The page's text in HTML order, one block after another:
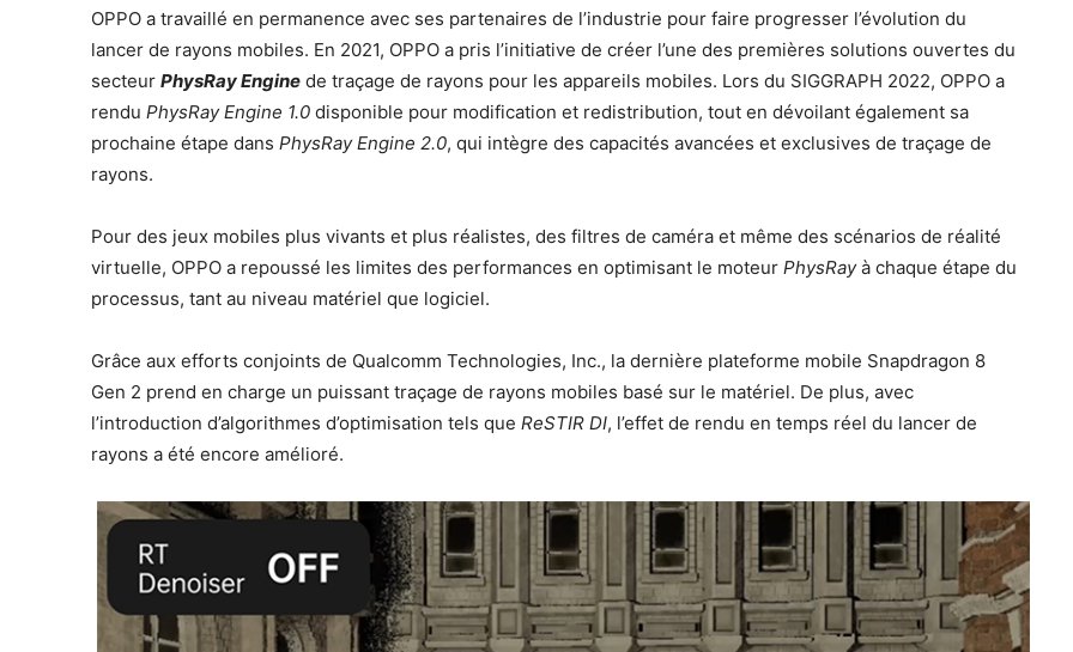
OPPO a travaillé en permanence avec ses partenaires de l’industrie pour faire progresser l’évolution du
lancer de rayons mobiles. En 2021, OPPO a pris l’initiative de créer l’une des premières solutions ouvertes du
secteur PhysRay Engine de traçage de rayons pour les appareils mobiles. Lors du SIGGRAPH 2022, OPPO a
rendu PhysRay Engine 1.0 disponible pour modification et redistribution, tout en dévoilant également sa
prochaine étape dans PhysRay Engine 2.0, qui intègre des capacités avancées et exclusives de traçage de
rayons.
Pour des jeux mobiles plus vivants et plus réalistes, des filtres de caméra et même des scénarios de réalité
virtuelle, OPPO a repoussé les limites des performances en optimisant le moteur PhysRayà chaque étape du
processus, tant au niveau matériel que logiciel.
Grâce aux efforts conjoints de Qualcomm Technologies, Inc., la dernière plateforme mobile Snapdragon 8
Gen 2 prend en charge un puissant traçage de rayons mobiles basé sur le matériel. De plus, avec
l’introduction d’algorithmes d’optimisation tels que ReSTIR DI, l’effet de rendu en temps réel du lancer de
rayons a été encore amélioré.